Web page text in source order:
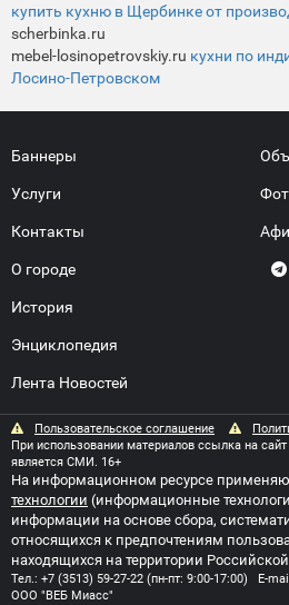
купить кухню в Щербинке от
scherbinka.ru
mebel-losinopetrovskiy.ru кухни по
Лосино-Петровском
Баннеры
Услуги
Контакты
О городе
История
Энциклопедия
Лента Новостей
Пользовательское соглашение
При использовании материалов ссылка на
является СМИ. 16+
На информационном ресурсе
технологии (информационные
информации на основе сбора,
относящихся к предпочтениям
находящихся на территории
Тел.: +7 (3513) 59-27-22 (пн-пт: 9:00-17:00) E-
ООО "ВЕБ Миасс"